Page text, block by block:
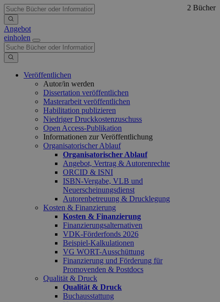
Angebot
einholen
Veröffentlichen
Autor/in werden
Dissertation veröffentlichen
Masterarbeit veröffentlichen
Habilitation publizieren
Niedriger Druckkostenzuschuss
Open Access-Publikation
Informationen zur Veröffentlichung
Organisatorischer Ablauf
Organisatorischer Ablauf
Angebot, Vertrag & Autorenrechte
ORCID & ISNI
ISBN-Vergabe, VLB und
Neuerscheinungsdienst
Autorenbetreuung & Drucklegung
Kosten & Finanzierung
Kosten & Finanzierung
Finanzierungsalternativen
VDK-Förderfonds 2026
Beispiel-Kalkulationen
VG WORT-Ausschüttung
Finanzierung und Förderung für
Promovenden & Postdocs
Qualität & Druck
Qualität & Druck
Buchausstattung
2 Bücher